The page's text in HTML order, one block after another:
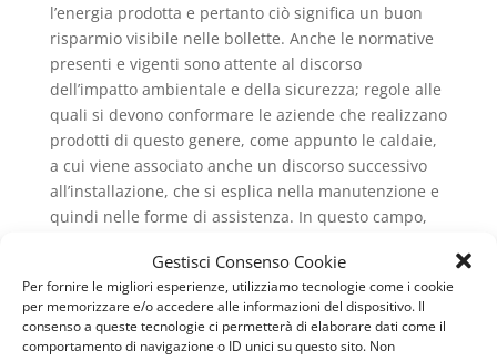
Gestisci Consenso Cookie
Per fornire le migliori esperienze, utilizziamo tecnologie come i cookie
per memorizzare e/o accedere alle informazioni del dispositivo. Il
consenso a queste tecnologie ci permetterà di elaborare dati come il
comportamento di navigazione o ID unici su questo sito. Non
l’energia prodotta e pertanto ciò significa un buon
risparmio visibile nelle bollette. Anche le normative
presenti e vigenti sono attente al discorso
dell’impatto ambientale e della sicurezza; regole alle
quali si devono conformare le aziende che realizzano
prodotti di questo genere, come appunto le caldaie,
a cui viene associato anche un discorso successivo
all’installazione, che si esplica nella manutenzione e
quindi nelle forme di assistenza. In questo campo,
in avanti, superando il sistema delle caldaie di tipo
convenzionale, mettendo a punto la tecnica detta
della condensazione.